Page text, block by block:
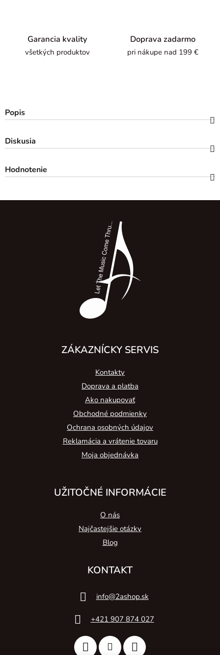
Garancia kvality
všetkých produktov
Doprava zadarmo
pri nákupe nad 199 €
Popis
Diskusia
Hodnotenie
ZÁKAZNÍCKY SERVIS
Kontakty
Doprava a platba
Ako nakupovať
Obchodné podmienky
Ochrana osobných údajov
Reklamácia a vrátenie tovaru
Moja objednávka
UŽITOČNÉ INFORMÁCIE
O nás
Najčastejšie otázky
Blog
KONTAKT
info@2ashop.sk
+421 907 874 027